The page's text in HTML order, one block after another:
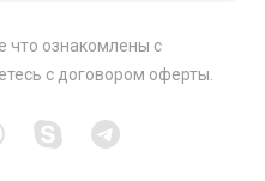
что ознакомлены с
с договором оферты